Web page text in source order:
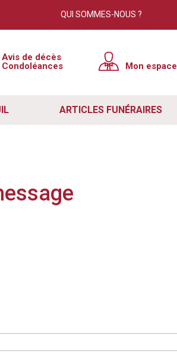
QUI SOMMES-NOUS ?
Avis de décès
Condoléances
Mon espace
ARTICLES FUNÉRAIRES
×
haut de votre navigateur, puis relancer
lutte contre le spam. Si vous